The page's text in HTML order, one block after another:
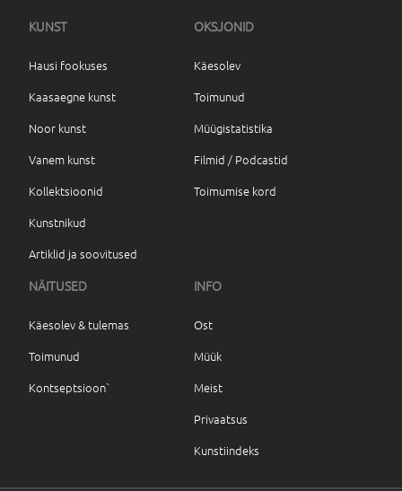
KUNST
Hausi fookuses
Kaasaegne kunst
Noor kunst
Vanem kunst
Kollektsioonid
Kunstnikud
Artiklid ja soovitused
OKSJONID
Käesolev
Toimunud
Müügistatistika
Filmid / Podcastid
Toimumise kord
NÄITUSED
Käesolev & tulemas
Toimunud
Kontseptsioon`
INFO
Ost
Müük
Meist
Privaatsus
Kunstiindeks